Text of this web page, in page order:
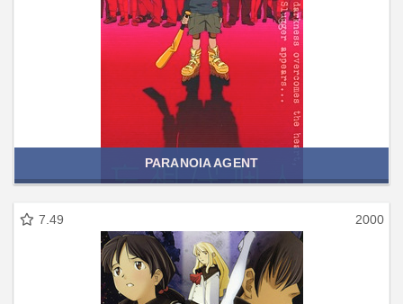
PARANOIA AGENT
7.49 2000